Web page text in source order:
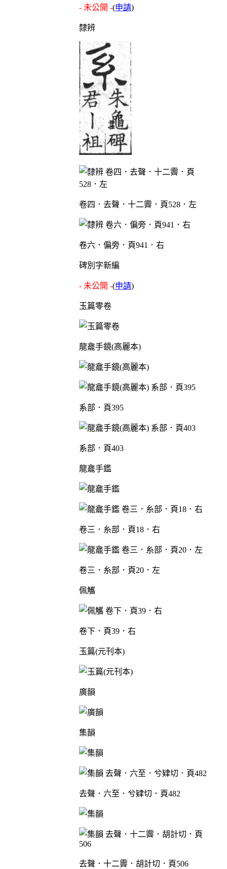
- 未公開 -(申請)
隸辨
卷四．去聲．十二霽．頁528．左
卷六．偏旁．頁941．右
碑別字新編
- 未公開 -(申請)
玉篇零卷
龍龕手鏡(高麗本)
系部．頁395
系部．頁403
龍龕手鑑
卷三．糸部．頁18．右
卷三．糸部．頁20．左
佩觿
卷下．頁39．右
玉篇(元刊本)
廣韻
集韻
去聲．六至．兮肄切．頁482
去聲．十二霽．胡計切．頁506